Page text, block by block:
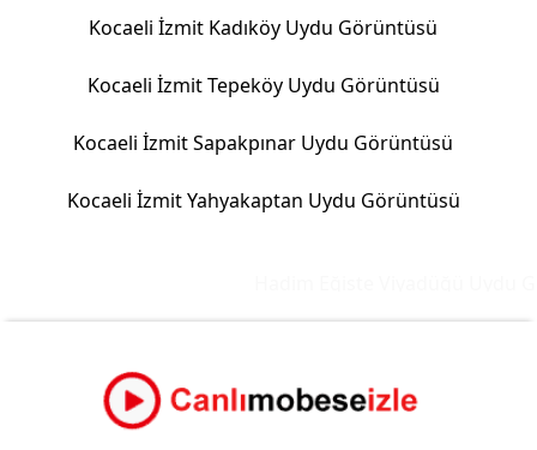
Kocaeli İzmit Kadıköy Uydu Görüntüsü
Kocaeli İzmit Tepeköy Uydu Görüntüsü
Kocaeli İzmit Sapakpınar Uydu Görüntüsü
Kocaeli İzmit Yahyakaptan Uydu Görüntüsü